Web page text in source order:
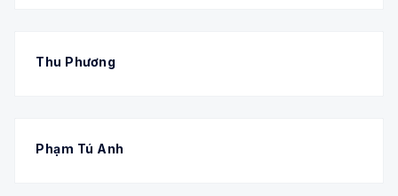
Thu Phương
Phạm Tú Anh